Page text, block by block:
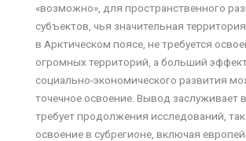
«возможно», для пространственного
субъектов, чья значительная
в Арктическом поясе, не требуется
огромных территорий, а больший
социально-экономического развития
точечное освоение. Вывод заслуживает
требует продолжения исследований, так
освоение в субрегионе, включая